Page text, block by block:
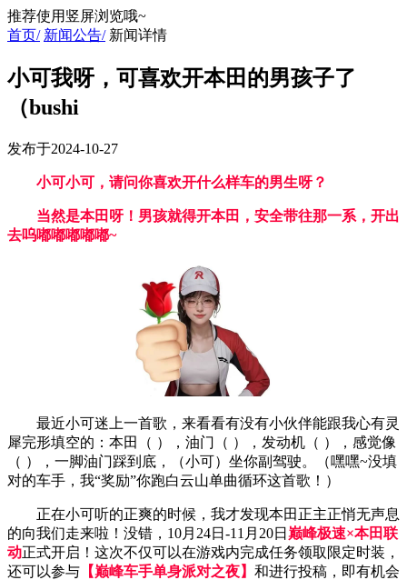
推荐使用竖屏浏览哦~
首页/ 新闻公告/ 新闻详情
小可我呀，可喜欢开本田的男孩子了
（bushi
发布于2024-10-27
小可小可，请问你喜欢开什么样车的男生呀？
当然是本田呀！男孩就得开本田，安全带往那一系，开出
去呜嘟嘟嘟嘟嘟~
最近小可迷上一首歌，来看看有没有小伙伴能跟我心有灵
犀完形填空的：本田（ ），油门（ ），发动机（ ），感觉像
（ ），一脚油门踩到底，（小可）坐你副驾驶。（嘿嘿~没填
对的车手，我“奖励”你跑白云山单曲循环这首歌！）
正在小可听的正爽的时候，我才发现本田正主正悄无声息
的向我们走来啦！没错，10月24日-11月20日 巅峰极速×本田联
动正式开启！这次不仅可以在游戏内完成任务领取限定时装，
还可以参与 【巅峰车手单身派对之夜】 和进行投稿，即有机会